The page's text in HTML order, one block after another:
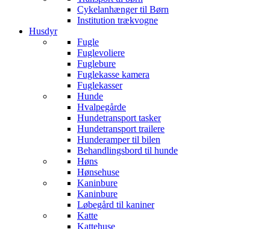
Cykelanhænger til Børn
Institution trækvogne
Husdyr
Fugle
Fuglevoliere
Fuglebure
Fuglekasse kamera
Fuglekasser
Hunde
Hvalpegårde
Hundetransport tasker
Hundetransport trailere
Hunderamper til bilen
Behandlingsbord til hunde
Høns
Hønsehuse
Kaninbure
Kaninbure
Løbegård til kaniner
Katte
Kattehuse